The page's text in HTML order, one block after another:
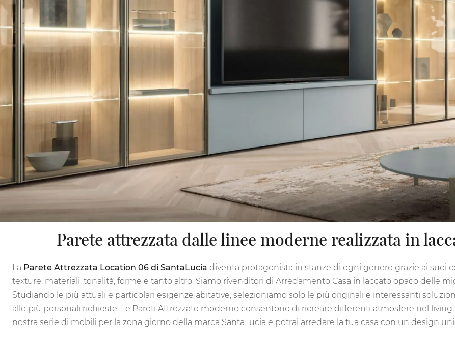
Parete attrezzata dalle linee moderne realizzata in
La Parete Attrezzata Location 06 di SantaLucia diventa protagonista in stanze di ogni genere grazie ai suoi
texture, materiali, tonalità, forme e tanto altro. Siamo rivenditori di Arredamento Casa in laccato opaco delle
Studiando le più attuali e particolari esigenze abitative, selezioniamo solo le più originali e interessanti
alle più personali richieste. Le Pareti Attrezzate moderne consentono di ricreare differenti atmosfere nel
nostra serie di mobili per la zona giorno della marca SantaLucia e potrai arredare la tua casa con un design